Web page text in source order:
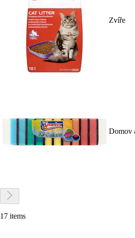
Zvíře
Domov
17 items